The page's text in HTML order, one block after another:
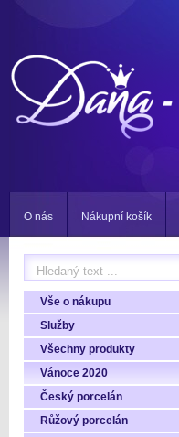
O nás Nákupní košík
Vše o nákupu
Služby
Všechny produkty
Vánoce 2020
Český porcelán
Růžový porcelán